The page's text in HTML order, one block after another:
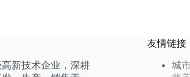
新技术企业，深耕
友情链接
城